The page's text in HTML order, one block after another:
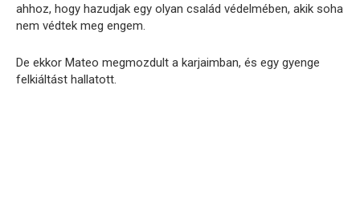
ahhoz, hogy hazudjak egy olyan család védelmében, akik soha
nem védtek meg engem.
De ekkor Mateo megmozdult a karjaimban, és egy gyenge
felkiáltást hallatott.